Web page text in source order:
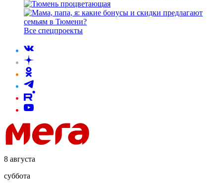
Все спецпроекты
8 августа
суббота